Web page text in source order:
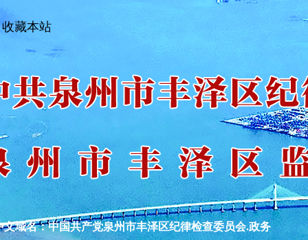
收藏本站
文域名：中国共产党泉州市丰泽区纪律检查委员会.政务